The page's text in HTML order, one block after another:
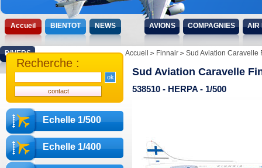
Accueil BIENTOT NEWS AVIONS COMPAGNIES AIR
DIVERS
Echelle 1/500
Echelle 1/400
Recherche :
Accueil Finnair Sud Aviation Caravelle
Sud Aviation Caravelle
538510 - HERPA - 1/500